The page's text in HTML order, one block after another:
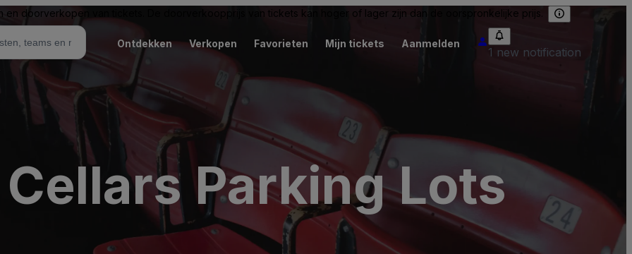
en doorverkopen van tickets. De doorverkoopprijs van tickets kan hoger of lager zijn dan de oorspronkelijke prijs.
Ontdekken Verkopen Favorieten Mijn tickets Aanmelden
1 new notification
Parking Lots